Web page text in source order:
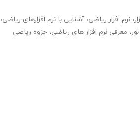
، نرم افزار ریاضی، آشنایی با نرم افزارهای ریاضی،
، معرفی نرم افزار های ریاضی، جزوه ریاضی